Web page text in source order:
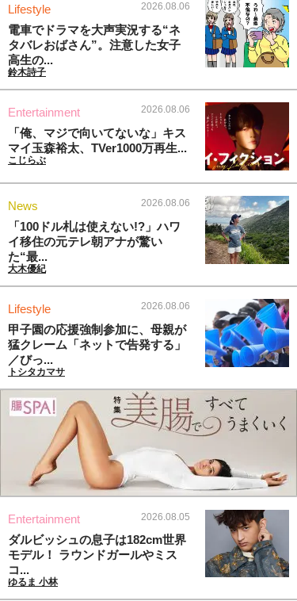
Lifestyle 2026.08.06
電車でドラマを大声実況する“ネ
タバレおばさん”。注意した女子
高生の...
鈴木詩子
Entertainment 2026.08.06
「俺、マジで向いてないな」キス
マイ玉森裕太、TVer1000万再生...
こじらぶ
News 2026.08.06
「100ドル札は使えない!?」ハワ
イ移住の元テレ朝アナが驚い
た“最...
大木優紀
Lifestyle 2026.08.06
甲子園の応援強制参加に、母親が
猛クレーム「ネットで告発する」
／びっ...
トシタカマサ
Entertainment 2026.08.05
ダルビッシュの息子は182cm世界
モデル！ ラウンドガールやミス
コ...
ゆるま 小林